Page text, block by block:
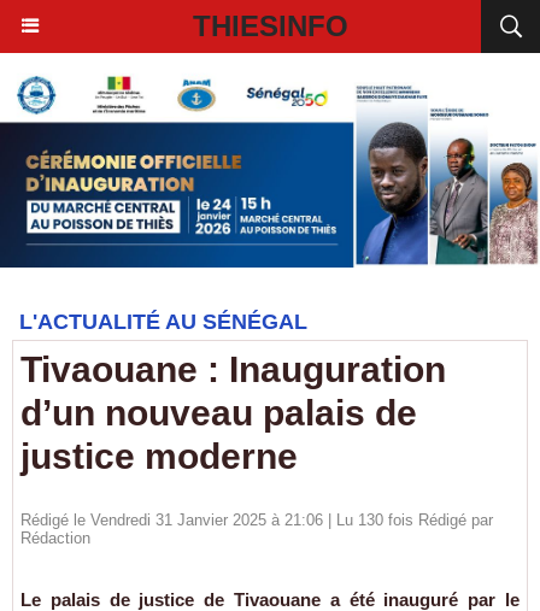
THIESINFO
L'ACTUALITÉ AU SÉNÉGAL
Tivaouane : Inauguration
d’un nouveau palais de
justice moderne
Rédigé le Vendredi 31 Janvier 2025 à 21:06 | Lu 130 fois Rédigé par
Rédaction
Le palais de justice de Tivaouane a été inauguré par le